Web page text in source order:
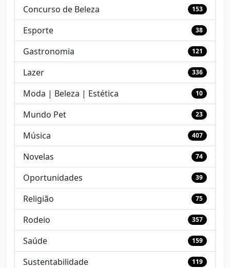
Concurso de Beleza 153
Esporte 38
Gastronomia 121
Lazer 336
Moda | Beleza | Estética 10
Mundo Pet 23
Música 407
Novelas 74
Oportunidades 39
Religião 75
Rodeio 357
Saúde 159
Sustentabilidade 119